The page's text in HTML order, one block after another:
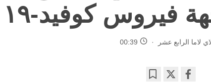
فيروس كوفيد-١٩
لاما الرابع عشر 00:39